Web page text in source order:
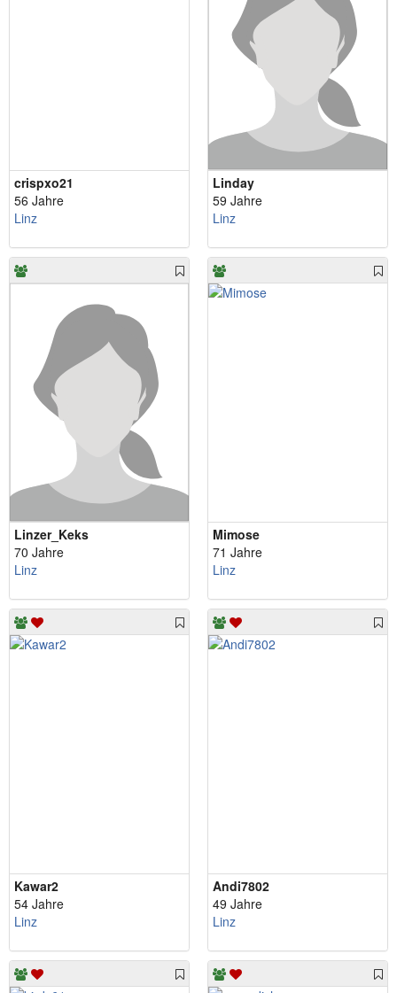
crispxo21
56 Jahre
Linz
Linday
59 Jahre
Linz
Linzer_Keks
70 Jahre
Linz
Mimose
71 Jahre
Linz
Kawar2
54 Jahre
Linz
Andi7802
49 Jahre
Linz